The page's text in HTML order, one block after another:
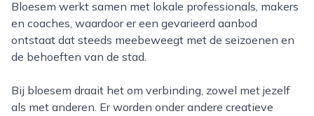
Bloesem werkt samen met lokale professionals, makers
en coaches, waardoor er een gevarieerd aanbod
ontstaat dat steeds meebeweegt met de seizoenen en
de behoeften van de stad.
Bij bloesem draait het om verbinding, zowel met jezelf
als met anderen. Er worden onder andere creatieve